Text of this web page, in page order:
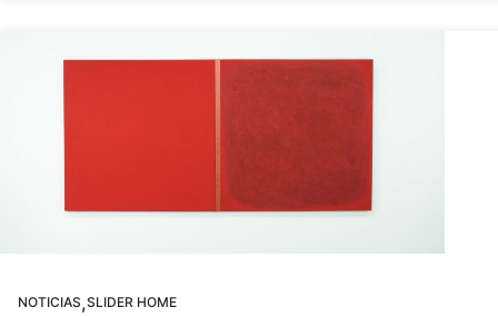
NOTICIAS,SLIDER HOME